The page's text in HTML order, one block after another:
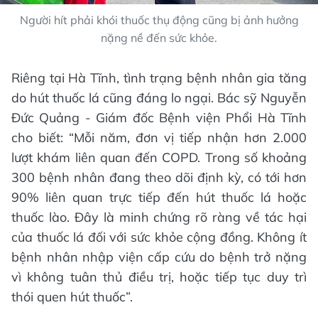
Người hít phải khói thuốc thụ động cũng bị ảnh hưởng
nặng nề đến sức khỏe.
Riêng tại Hà Tĩnh, tình trạng bệnh nhân gia tăng
do hút thuốc lá cũng đáng lo ngại. Bác sỹ Nguyễn
Đức Quảng - Giám đốc Bệnh viện Phổi Hà Tĩnh
cho biết: “Mỗi năm, đơn vị tiếp nhận hơn 2.000
lượt khám liên quan đến COPD. Trong số khoảng
300 bệnh nhân đang theo dõi định kỳ, có tới hơn
90% liên quan trực tiếp đến hút thuốc lá hoặc
thuốc lào. Đây là minh chứng rõ ràng về tác hại
của thuốc lá đối với sức khỏe cộng đồng. Không ít
bệnh nhân nhập viện cấp cứu do bệnh trở nặng
vì không tuân thủ điều trị, hoặc tiếp tục duy trì
thói quen hút thuốc”.